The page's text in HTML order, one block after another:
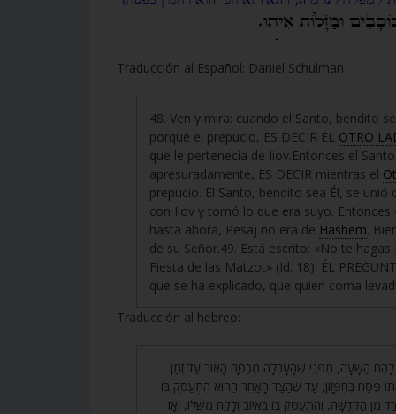
Traducción al Español: Daniel Schulman
48. Ven y mira: cuando el Santo, bendito
porque el prepucio, ES DECIR EL OTRO
que le pertenecía de Iiov.Entonces el
apresuradamente, ES DECIR mientras el
prepucio. El Santo, bendito sea Él, se unió
con Iiov y tomó lo que era suyo. Entonces
hasta ahora, Pesaj no era de Hashem.
de su Señor.49. Está escrito: «No te hagas
Fiesta de las Matzot» (Id. 18). ÉL
que se ha explicado, que quien coma
Traducción al hebreo:
לָהֶם הַשָּׁעָה, מִפְּנֵי שֶׁהָעָרְלָה מְכַסָּה הָאוֹר עַד זְמַן
פֶסַח בְּחִפָּזוֹן, עַד שֶׁהַצַּד הָאַחֵר הַהוּא הִתְעַסֵּק בּוֹ
מִן הַקְּדֻשָּׁה, וְהִתְעַסֵּק בּוֹ בְּאִיּוֹב וְלָקַח מִשֶּׁלּוֹ, וְאָז